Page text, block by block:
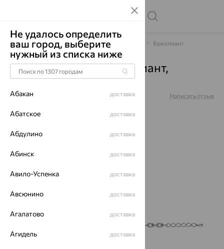
Главная Каталог Браслеты декоративные Бриллиант
Браслет, золото, бриллиант,
бр772195б
Артикул: Написать отзыв
Не удалось определить
ваш город, выберите
нужный из списка ниже
Абакан доставка
Абатское доставка
Абдулино доставка
Абинск доставка
Авило-Успенка доставка
Авсюнино доставка
Агалатово доставка
Агидель доставка